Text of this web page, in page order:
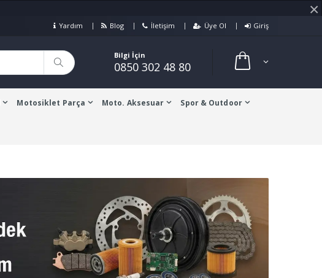
×
Yardım Blog İletişim Üye Ol Giriş
Bilgi İçin
0850 302 48 80
Motosiklet Parça Moto. Aksesuar Spor & Outdoor